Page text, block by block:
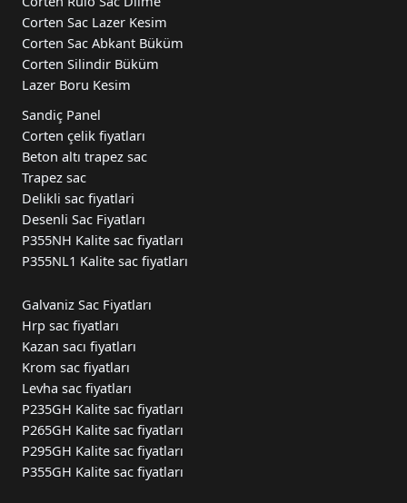
Corten Sac Lazer Kesim
Corten Sac Abkant Büküm
Corten Silindir Büküm
Lazer Boru Kesim
Sandiç Panel
Corten çelik fiyatları
Beton altı trapez sac
Trapez sac
Delikli sac fiyatlari
Desenli Sac Fiyatları
P355NH Kalite sac fiyatları
P355NL1 Kalite sac fiyatları
Galvaniz Sac Fiyatları
Hrp sac fiyatları
Kazan sacı fiyatları
Krom sac fiyatları
Levha sac fiyatları
P235GH Kalite sac fiyatları
P265GH Kalite sac fiyatları
P295GH Kalite sac fiyatları
P355GH Kalite sac fiyatları